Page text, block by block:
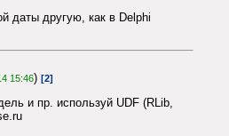
даты другую, как в Delphi
15:46) [2]
и пр. используй UDF (RLib,